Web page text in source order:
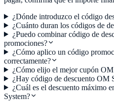
¿Dónde introduzco el código
¿Cuánto duran los códigos de
¿Puedo combinar código de
promociones?
¿Cómo aplico un código
correctamente?
¿Cómo elijo el mejor cupón OM
¿Hay código de descuento OM
¿Cuál es el descuento máximo
System?